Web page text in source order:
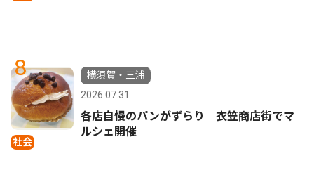
8
社会
横須賀・三浦
2026.07.31
各店自慢のパンがずらり 衣笠商店街でマ
ルシェ開催